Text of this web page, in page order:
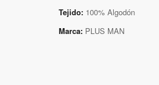
Tejido: 100% Algodón
Marca: PLUS MAN